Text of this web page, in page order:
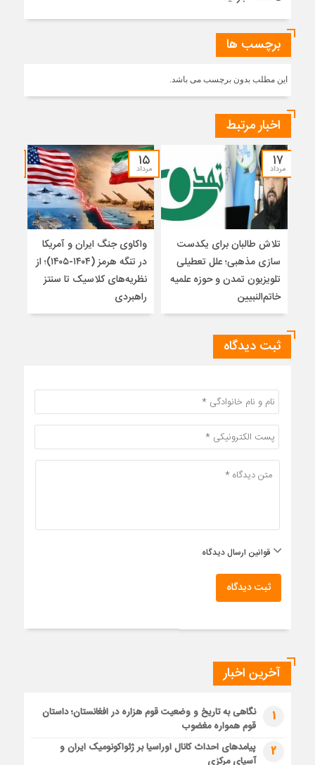
برچسب ها
این مطلب بدون برچسب می باشد.
اخبار مرتبط
۱۷
مرداد
تلاش طالبان برای یکدست
سازی مذهبی؛ علل تعطیلی
تلویزیون تمدن و حوزه علمیه
خاتم‌النبیین
۱۵
مرداد
واکاوی جنگ ایران و آمریکا
در تنگه هرمز (۱۴۰۴-۱۴۰۵)؛ از
نظریه‌های کلاسیک تا سنتز
راهبردی
ثبت دیدگاه
قوانین ارسال دیدگاه
ثبت دیدگاه
آخرین اخبار
1
نگاهی به تاریخ و وضعیت قوم هزاره در افغانستان؛ داستان
قوم همواره مغضوب
2
پیامدهای احداث کانال اوراسیا بر ژئواکونومیک ایران و
آسیای مرکزی